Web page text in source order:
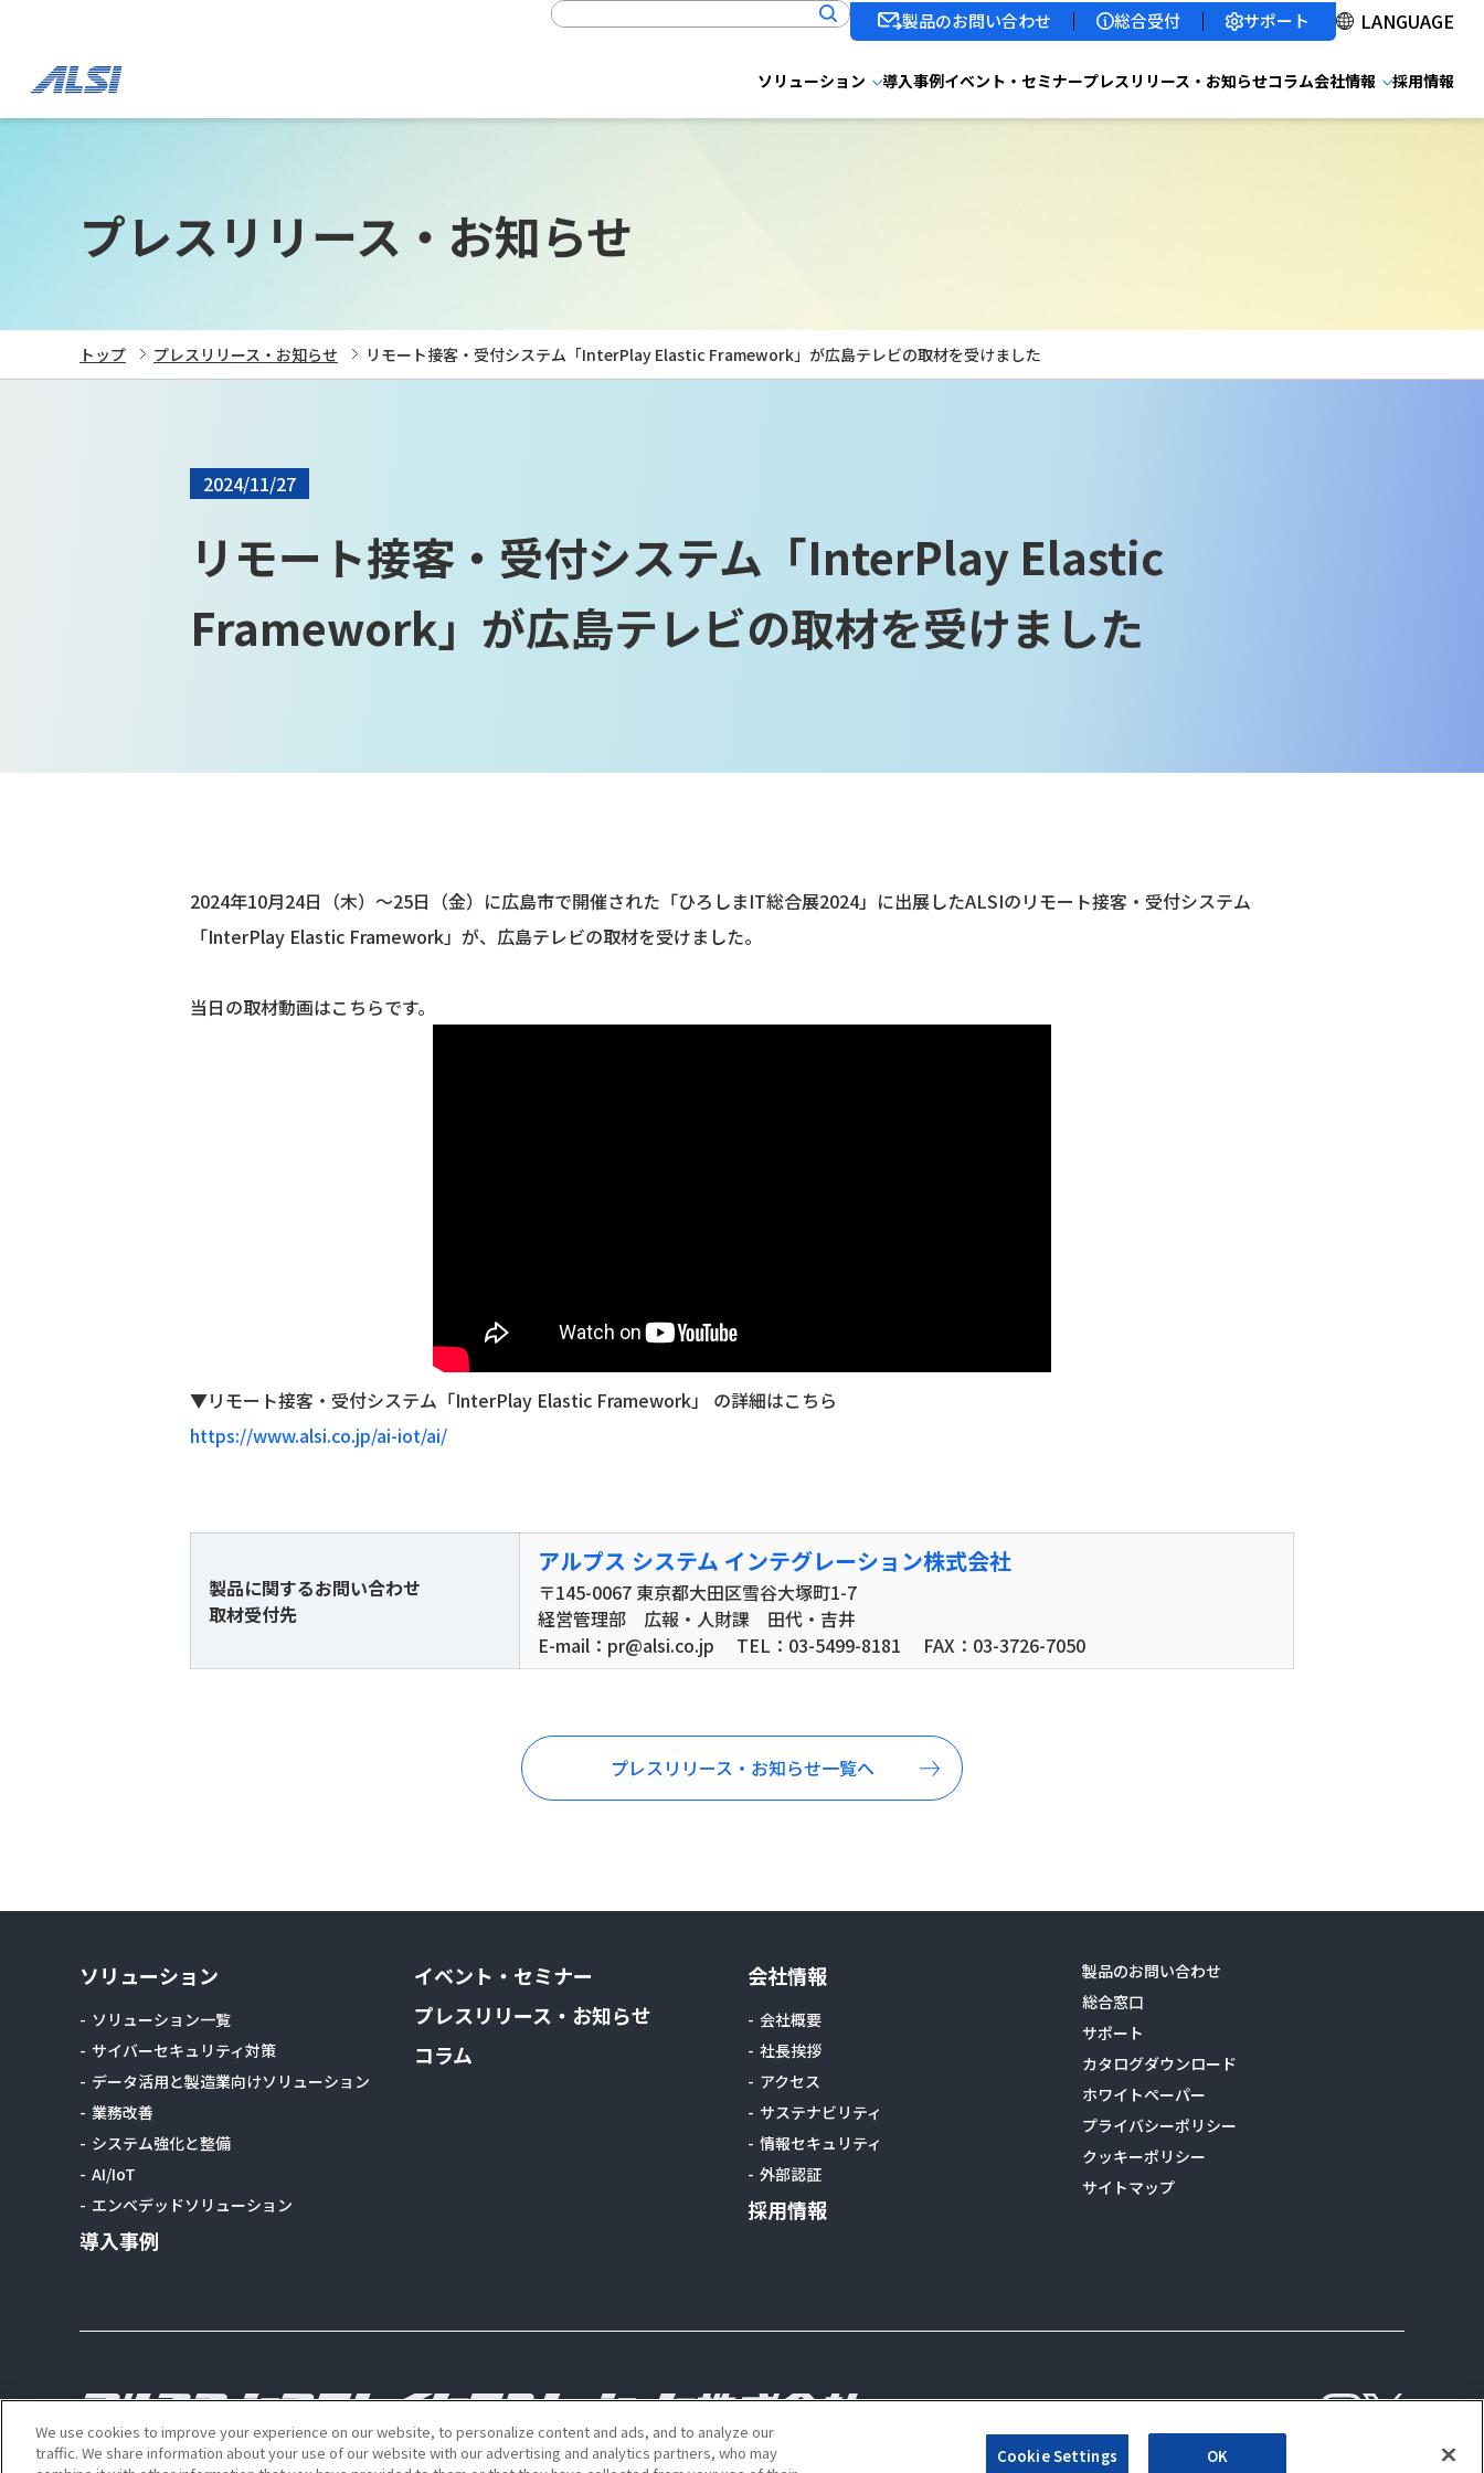
製品のお問い合わせ 総合受付 サポート
ソリューション 導入事例イベント・セミナープレスリリース・お知らせコラム会社情報 採用情報
プレスリリース・お知らせ
トップ プレスリリース・お知らせ リモート接客・受付システム「InterPlay Elastic Framework」が広島テレビの取材を受けました
2024/11/27
リモート接客・受付システム「InterPlay Elastic
Framework」が広島テレビの取材を受けました
2024年10月24日（木）～25日（金）に広島市で開催された「ひろしまIT総合展2024」に出展したALSIのリモート接客・受付システム
「InterPlay Elastic Framework」が、広島テレビの取材を受けました。
当日の取材動画はこちらです。
▼リモート接客・受付システム「InterPlay Elastic Framework」 の詳細はこちら
https://www.alsi.co.jp/ai-iot/ai/
製品に関するお問い合わせ
取材受付先
アルプス システム インテグレーション株式会社
〒145-0067 東京都大田区雪谷大塚町1-7
経営管理部 広報・人財課 田代・吉井
E-mail：pr@alsi.co.jp
TEL：03-5499-8181 FAX：03-3726-7050
プレスリリース・お知らせ一覧へ
ソリューション
ソリューション一覧
サイバーセキュリティ対策
データ活用と製造業向けソリューション
業務改善
システム強化と整備
AI/IoT
エンベデッドソリューション
導入事例
イベント・セミナー
プレスリリース・お知らせ
コラム
会社情報
会社概要
社長挨拶
アクセス
サステナビリティ
情報セキュリティ
外部認証
採用情報
製品のお問い合わせ
総合窓口
サポート
カタログダウンロード
ホワイトペーパー
プライバシーポリシー
クッキーポリシー
サイトマップ
Copyright Alps System Integration Co., Ltd. All rights reserved
ALSI 公式ALSI 公式 X
We use cookies to improve your experience on our website, to personalize content and ads, and to analyze our
traffic. We share information about your use of our website with our advertising and analytics partners, who may
Cookie Settings OK